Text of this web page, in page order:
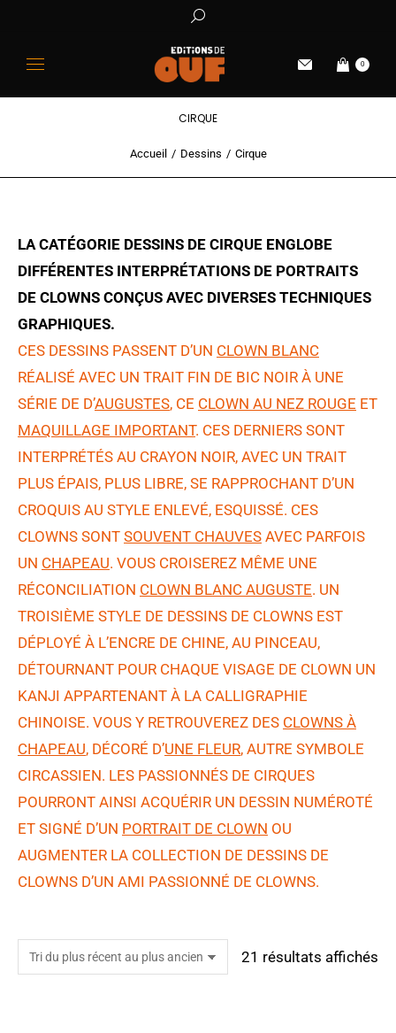
0
CIRQUE
Accueil Dessins Cirque
LA CATÉGORIE DESSINS DE CIRQUE ENGLOBE
DIFFÉRENTES INTERPRÉTATIONS DE PORTRAITS
DE CLOWNS CONÇUS AVEC DIVERSES TECHNIQUES
GRAPHIQUES.
CES DESSINS PASSENT D’UN CLOWN BLANC
RÉALISÉ AVEC UN TRAIT FIN DE BIC NOIR À UNE
SÉRIE DE D’AUGUSTES, CE CLOWN AU NEZ ROUGE ET
MAQUILLAGE IMPORTANT. CES DERNIERS SONT
INTERPRÉTÉS AU CRAYON NOIR, AVEC UN TRAIT
PLUS ÉPAIS, PLUS LIBRE, SE RAPPROCHANT D’UN
CROQUIS AU STYLE ENLEVÉ, ESQUISSÉ. CES
CLOWNS SONT SOUVENT CHAUVES AVEC PARFOIS
UN CHAPEAU. VOUS CROISEREZ MÊME UNE
RÉCONCILIATION CLOWN BLANC AUGUSTE. UN
TROISIÈME STYLE DE DESSINS DE CLOWNS EST
DÉPLOYÉ À L’ENCRE DE CHINE, AU PINCEAU,
DÉTOURNANT POUR CHAQUE VISAGE DE CLOWN UN
KANJI APPARTENANT À LA CALLIGRAPHIE
CHINOISE. VOUS Y RETROUVEREZ DES CLOWNS À
CHAPEAU, DÉCORÉ D’UNE FLEUR, AUTRE SYMBOLE
CIRCASSIEN. LES PASSIONNÉS DE CIRQUES
POURRONT AINSI ACQUÉRIR UN DESSIN NUMÉROTÉ
ET SIGNÉ D’UN PORTRAIT DE CLOWN OU
AUGMENTER LA COLLECTION DE DESSINS DE
CLOWNS D’UN AMI PASSIONNÉ DE CLOWNS.
21 résultats affichés